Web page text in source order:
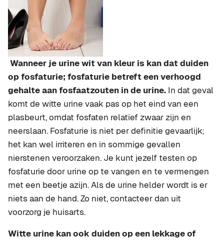
Wanneer je urine wit van kleur is kan dat duiden
op fosfaturie; fosfaturie betreft een verhoogd
gehalte aan fosfaatzouten in de urine. In dat geval
komt de witte urine vaak pas op het eind van een
plasbeurt, omdat fosfaten relatief zwaar zijn en
neerslaan. Fosfaturie is niet per definitie gevaarlijk;
het kan wel irriteren en in sommige gevallen
nierstenen veroorzaken. Je kunt jezelf testen op
fosfaturie door urine op te vangen en te vermengen
met een beetje azijn. Als de urine helder wordt is er
niets aan de hand. Zo niet, contacteer dan uit
voorzorg je huisarts.
Witte urine kan ook duiden op een lekkage of